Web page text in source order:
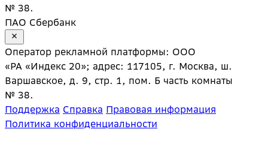
№ 38.
ПАО Сбербанк
Оператор рекламной платформы: ООО
«РА «Индекс 20»; адрес: 117105, г. Москва, ш.
Варшавское, д. 9, стр. 1, пом. Б часть комнаты
№ 38.
Поддержка Справка Правовая информация
Политика конфиденциальности